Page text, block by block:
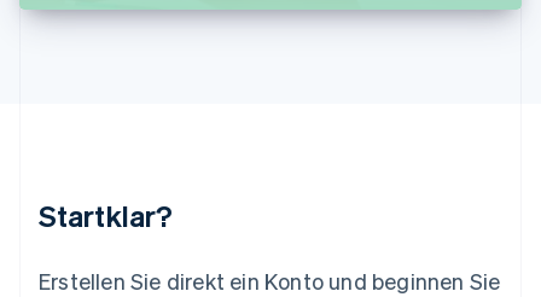
Startklar?
Erstellen Sie direkt ein Konto und beginnen Sie
Malta
Nederlands English
Norwegen
Österreich